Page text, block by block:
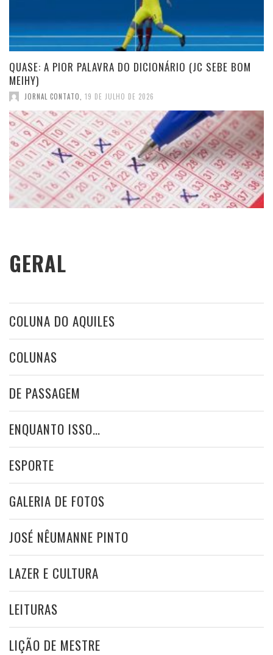
QUASE: A PIOR PALAVRA DO DICIONÁRIO (JC SEBE BOM
MEIHY)
JORNAL CONTATO 19 DE JULHO DE 2026
GERAL
COLUNA DO AQUILES
COLUNAS
DE PASSAGEM
ENQUANTO ISSO…
ESPORTE
GALERIA DE FOTOS
JOSÉ NÊUMANNE PINTO
LAZER E CULTURA
LEITURAS
LIÇÃO DE MESTRE